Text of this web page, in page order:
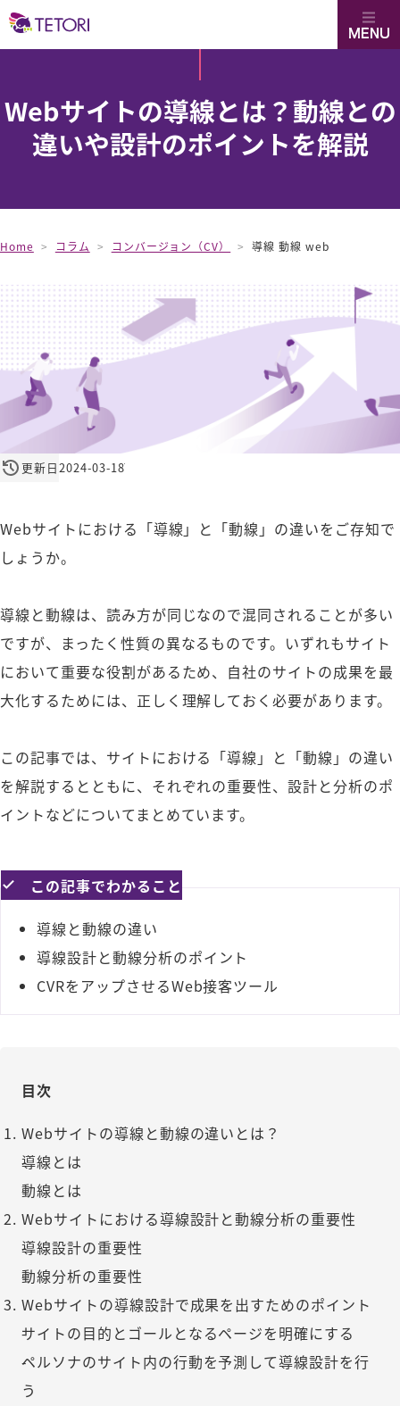
TETORI
Webサイトの導線とは？動線との
違いや設計のポイントを解説
Home コラム コンバージョン（CV） 導線 動線 web
更新日2024-03-18T14:00:00+09:00
Webサイトにおける「導線」と「動線」の違いをご存知で
しょうか。
導線と動線は、読み方が同じなので混同されることが多い
ですが、まったく性質の異なるものです。いずれもサイト
において重要な役割があるため、自社のサイトの成果を最
大化するためには、正しく理解しておく必要があります。
この記事では、サイトにおける「導線」と「動線」の違い
を解説するとともに、それぞれの重要性、設計と分析のポ
イントなどについてまとめています。
この記事でわかること
導線と動線の違い
導線設計と動線分析のポイント
CVRをアップさせるWeb接客ツール
目次
Webサイトの導線と動線の違いとは？
導線とは
動線とは
Webサイトにおける導線設計と動線分析の重要性
導線設計の重要性
動線分析の重要性
Webサイトの導線設計で成果を出すためのポイント
サイトの目的とゴールとなるページを明確にする
ペルソナのサイト内の行動を予測して導線設計を行
う